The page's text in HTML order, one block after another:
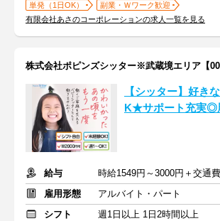
単発（1日OK）
副業・Ｗワーク歓迎
有限会社あさのコーポレーションの求人一覧を見る
株式会社ポピンズシッター※武蔵境エリア【
【シッター】好き
K★サポート充実◎
給与
時給1549円～3000円＋交通
雇用形態
アルバイト・パート
シフト
週1日以上 1日2時間以上